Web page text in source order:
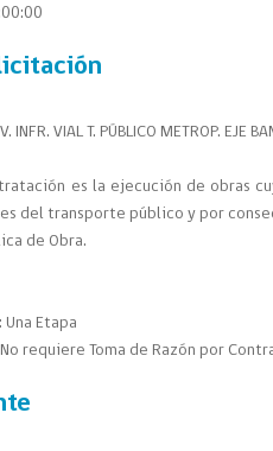
INFR. VIAL T. PÚBLICO METROP. EJE
es la ejecución de obras
del transporte público y por
de Obra.
Una Etapa
No requiere Toma de Razón por